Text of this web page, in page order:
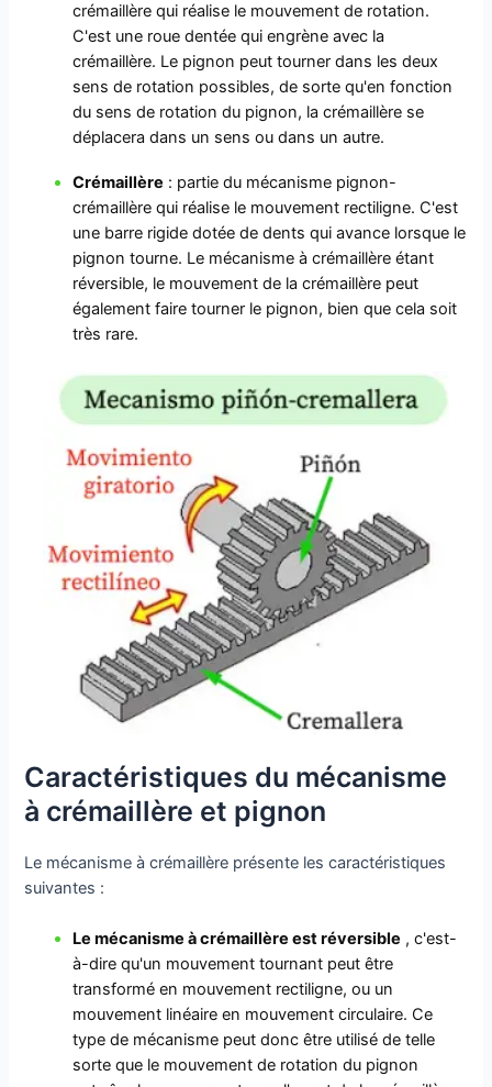
crémaillère qui réalise le mouvement de rotation.
C'est une roue dentée qui engrène avec la
crémaillère. Le pignon peut tourner dans les deux
sens de rotation possibles, de sorte qu'en fonction
du sens de rotation du pignon, la crémaillère se
déplacera dans un sens ou dans un autre.
Crémaillère : partie du mécanisme pignon-
crémaillère qui réalise le mouvement rectiligne. C'est
une barre rigide dotée de dents qui avance lorsque le
pignon tourne. Le mécanisme à crémaillère étant
réversible, le mouvement de la crémaillère peut
également faire tourner le pignon, bien que cela soit
très rare.
Caractéristiques du mécanisme
à crémaillère et pignon
Le mécanisme à crémaillère présente les caractéristiques
suivantes :
Le mécanisme à crémaillère est réversible , c'est-
à-dire qu'un mouvement tournant peut être
transformé en mouvement rectiligne, ou un
mouvement linéaire en mouvement circulaire. Ce
type de mécanisme peut donc être utilisé de telle
sorte que le mouvement de rotation du pignon